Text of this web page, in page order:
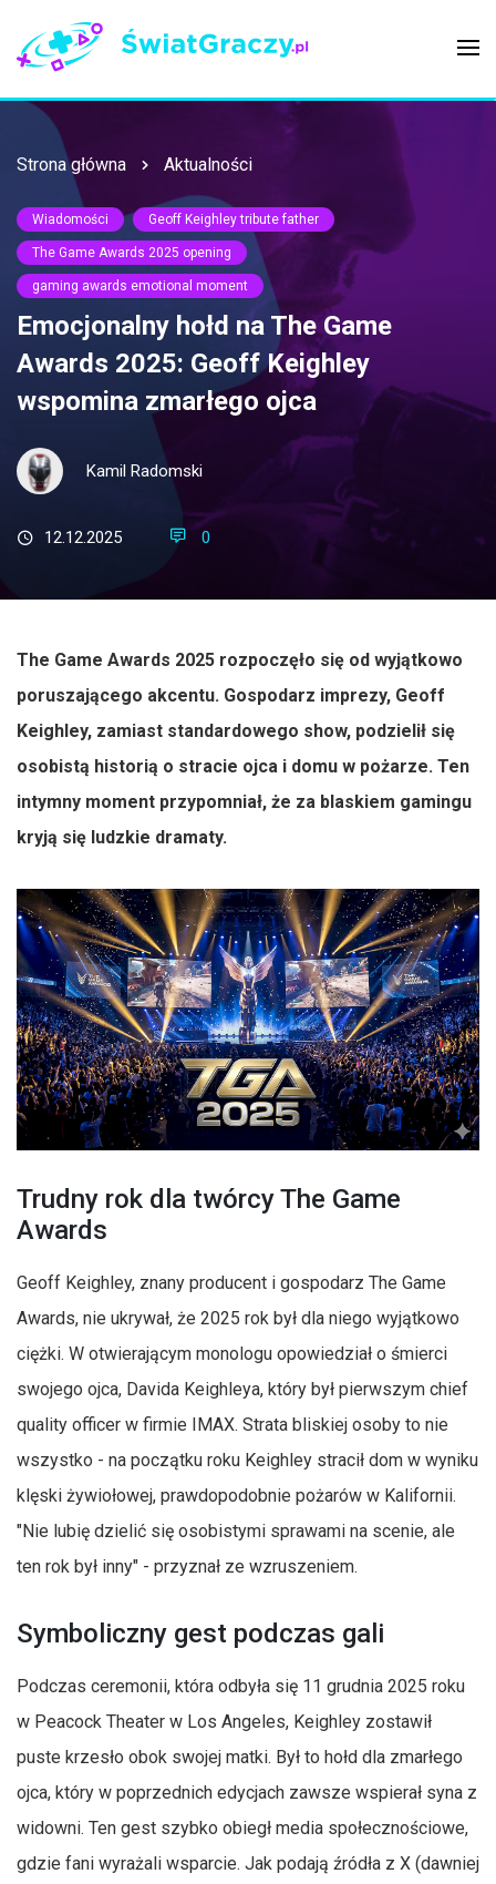
Strona główna Aktualności
Wiadomości Geoff Keighley tribute father
The Game Awards 2025 opening
gaming awards emotional moment
Emocjonalny hołd na The Game
Awards 2025: Geoff Keighley
wspomina zmarłego ojca
Kamil Radomski
12.12.2025 0
The Game Awards 2025 rozpoczęło się od wyjątkowo
poruszającego akcentu. Gospodarz imprezy, Geoff
Keighley, zamiast standardowego show, podzielił się
osobistą historią o stracie ojca i domu w pożarze. Ten
intymny moment przypomniał, że za blaskiem gamingu
kryją się ludzkie dramaty.
Trudny rok dla twórcy The Game
Awards
Geoff Keighley, znany producent i gospodarz The Game
Awards, nie ukrywał, że 2025 rok był dla niego wyjątkowo
ciężki. W otwierającym monologu opowiedział o śmierci
swojego ojca, Davida Keighleya, który był pierwszym chief
quality officer w firmie IMAX. Strata bliskiej osoby to nie
wszystko - na początku roku Keighley stracił dom w wyniku
klęski żywiołowej, prawdopodobnie pożarów w Kalifornii.
"Nie lubię dzielić się osobistymi sprawami na scenie, ale
ten rok był inny" - przyznał ze wzruszeniem.
Symboliczny gest podczas gali
Podczas ceremonii, która odbyła się 11 grudnia 2025 roku
w Peacock Theater w Los Angeles, Keighley zostawił
puste krzesło obok swojej matki. Był to hołd dla zmarłego
ojca, który w poprzednich edycjach zawsze wspierał syna z
widowni. Ten gest szybko obiegł media społecznościowe,
gdzie fani wyrażali wsparcie. Jak podają źródła z X (dawniej